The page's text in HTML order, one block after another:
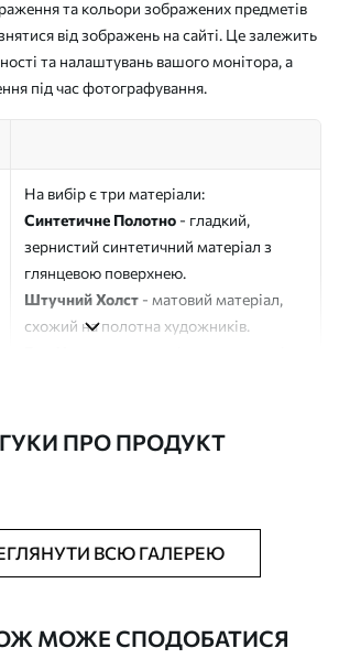
та кольори зображених предметів
від зображень на сайті. Це залежить
та налаштувань вашого монітора, а
під час фотографування.
На вибір є три матеріали:
Синтетичне Полотно - гладкий,
зернистий синтетичний матеріал з
глянцевою поверхнею.
Штучний Холст - матовий матеріал,
схожий на полотна художників.
Можна додати лакове покриття.
ПРО ПРОДУКТ
ВСЮ ГАЛЕРЕЮ
МОЖЕ СПОДОБАТИСЯ